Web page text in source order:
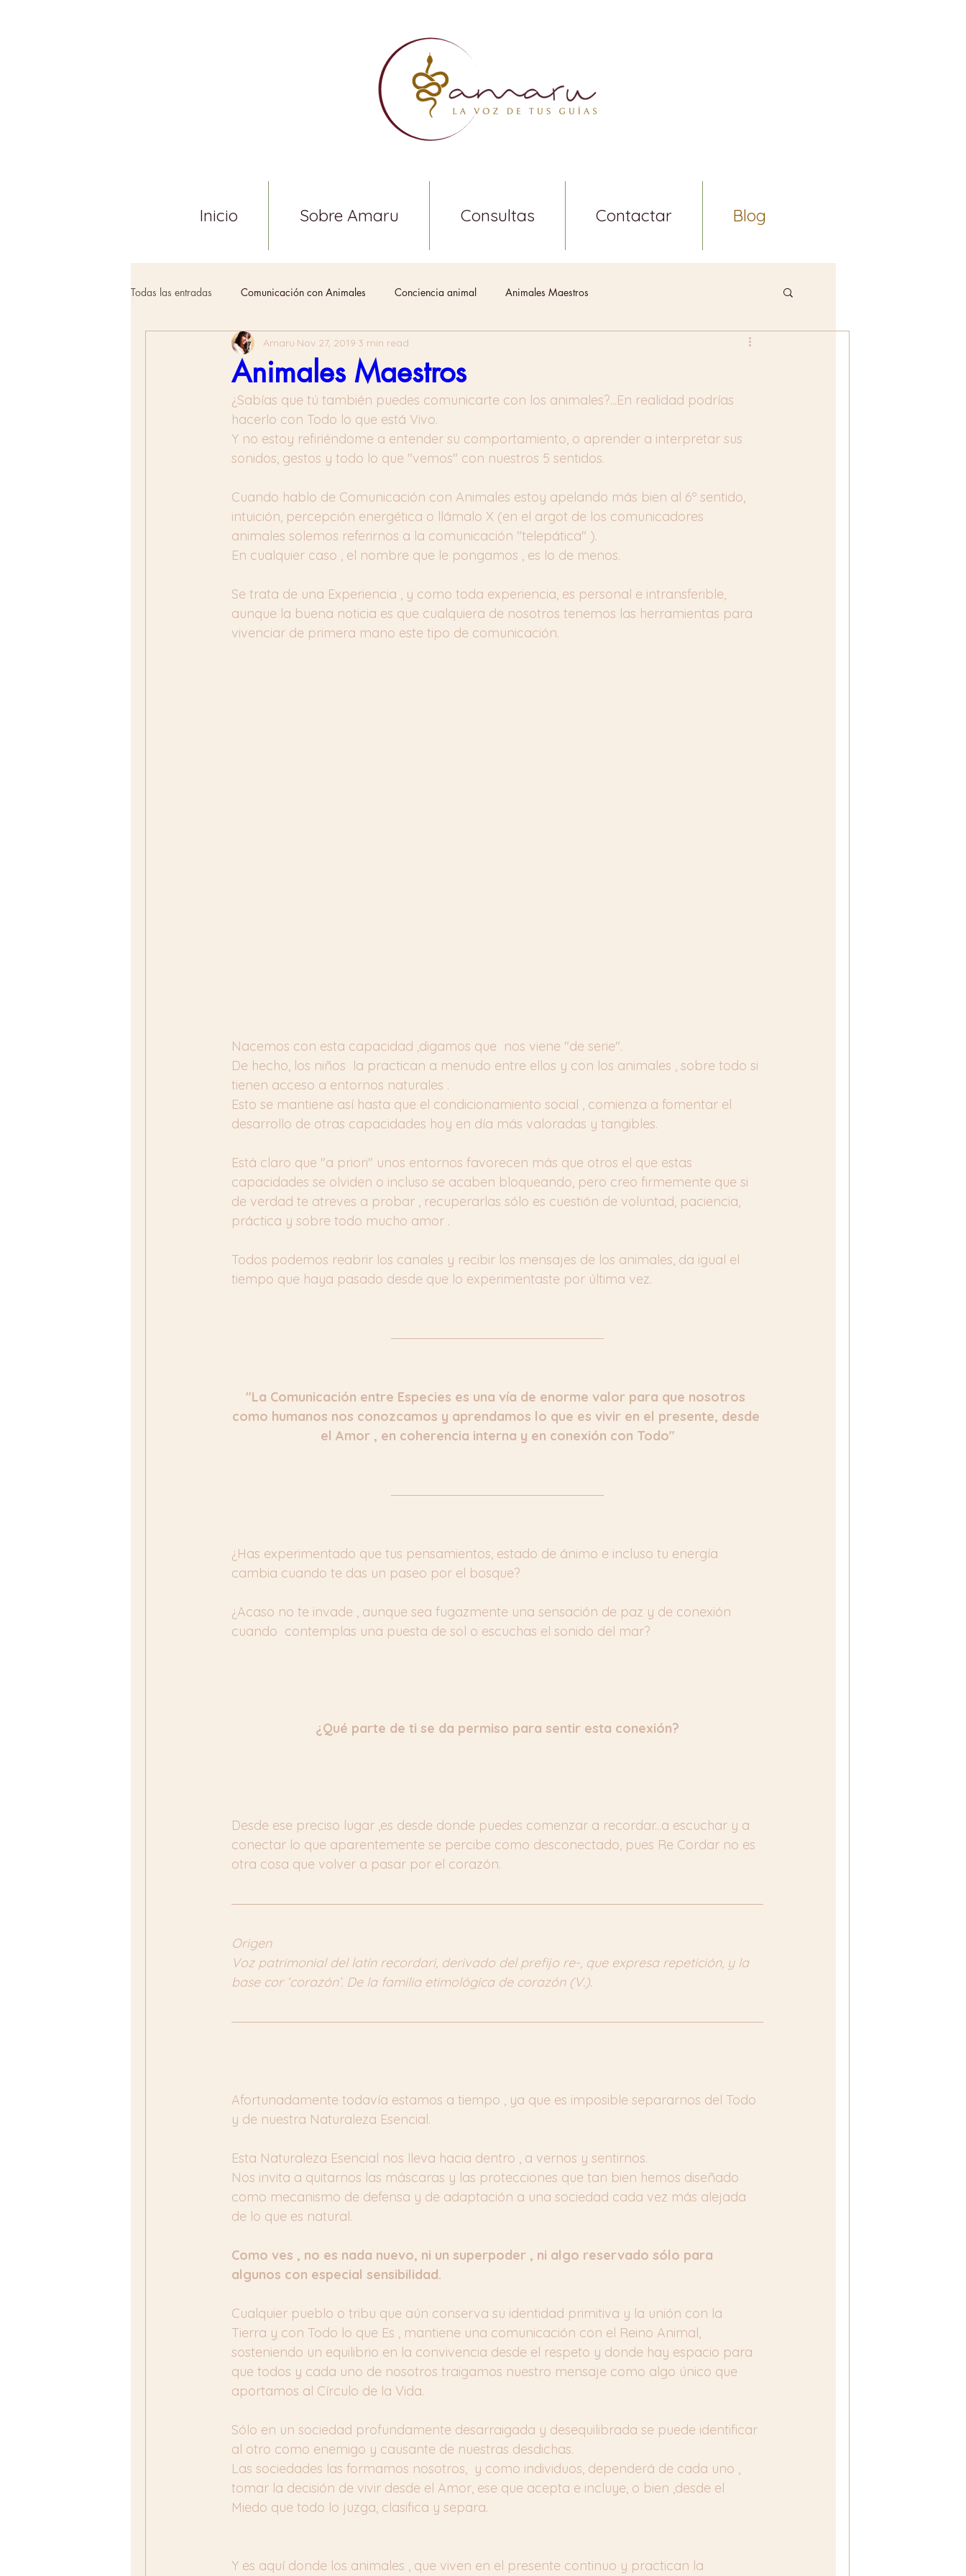
Inicio Sobre Amaru Consultas Contactar Blog
Todas las entradas Comunicación con Animales Conciencia animal Animales Maestros
Animales Maestros
Amaru Nov 27, 2019 3 min read
¿Sabías que tú también puedes comunicarte con los animales?...En realidad podrías
hacerlo con Todo lo que está Vivo.
Y no estoy refiriéndome a entender su comportamiento, o aprender a interpretar sus
sonidos, gestos y todo lo que "vemos" con nuestros 5 sentidos.
Cuando hablo de Comunicación con Animales estoy apelando más bien al 6º sentido,
intuición, percepción energética o llámalo X (en el argot de los comunicadores
animales solemos referirnos a la comunicación "telepática" ).
En cualquier caso , el nombre que le pongamos , es lo de menos.
Se trata de una Experiencia , y como toda experiencia, es personal e intransferible,
aunque la buena noticia es que cualquiera de nosotros tenemos las herramientas para
vivenciar de primera mano este tipo de comunicación.
Nacemos con esta capacidad ,digamos que  nos viene "de serie".
De hecho, los niños  la practican a menudo entre ellos y con los animales , sobre todo si
tienen acceso a entornos naturales .
Esto se mantiene así hasta que el condicionamiento social , comienza a fomentar el
desarrollo de otras capacidades hoy en día más valoradas y tangibles.
Está claro que "a priori" unos entornos favorecen más que otros el que estas
capacidades se olviden o incluso se acaben bloqueando, pero creo firmemente que si
de verdad te atreves a probar , recuperarlas sólo es cuestión de voluntad, paciencia,
práctica y sobre todo mucho amor .
Todos podemos reabrir los canales y recibir los mensajes de los animales, da igual el
tiempo que haya pasado desde que lo experimentaste por última vez.
"La Comunicación entre Especies es una vía de enorme valor para que nosotros
como humanos nos conozcamos y aprendamos lo que es vivir en el presente, desde
el Amor , en coherencia interna y en conexión con Todo"
¿Has experimentado que tus pensamientos, estado de ánimo e incluso tu energía
cambia cuando te das un paseo por el bosque?
¿Acaso no te invade , aunque sea fugazmente una sensación de paz y de conexión
cuando  contemplas una puesta de sol o escuchas el sonido del mar?
¿Qué parte de ti se da permiso para sentir esta conexión?
Desde ese preciso lugar ,es desde donde puedes comenzar a recordar...a escuchar y a
conectar lo que aparentemente se percibe como desconectado, pues Re Cordar no es
otra cosa que volver a pasar por el corazón.
Origen
Voz patrimonial del latín recordari, derivado del prefijo re-, que expresa repetición, y la
base cor ‘corazón’. De la familia etimológica de corazón (V.).
Afortunadamente todavía estamos a tiempo , ya que es imposible separarnos del Todo
y de nuestra Naturaleza Esencial.
Esta Naturaleza Esencial nos lleva hacia dentro , a vernos y sentirnos.
Nos invita a quitarnos las máscaras y las protecciones que tan bien hemos diseñado
como mecanismo de defensa y de adaptación a una sociedad cada vez más alejada
de lo que es natural.
Como ves , no es nada nuevo, ni un superpoder , ni algo reservado sólo para
algunos con especial sensibilidad.
Cualquier pueblo o tribu que aún conserva su identidad primitiva y la unión con la
Tierra y con Todo lo que Es , mantiene una comunicación con el Reino Animal,
sosteniendo un equilibrio en la convivencia desde el respeto y donde hay espacio para
que todos y cada uno de nosotros traigamos nuestro mensaje como algo único que
aportamos al Círculo de la Vida.
Sólo en un sociedad profundamente desarraigada y desequilibrada se puede identificar
al otro como enemigo y causante de nuestras desdichas.
Las sociedades las formamos nosotros,  y como individuos, dependerá de cada uno ,
tomar la decisión de vivir desde el Amor, ese que acepta e incluye, o bien ,desde el
Miedo que todo lo juzga, clasifica y separa.
Y es aquí donde los animales , que viven en el presente continuo y practican la